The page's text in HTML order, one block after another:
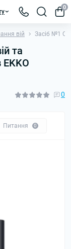
0
вій Засіб №1
та
0
Питання 0